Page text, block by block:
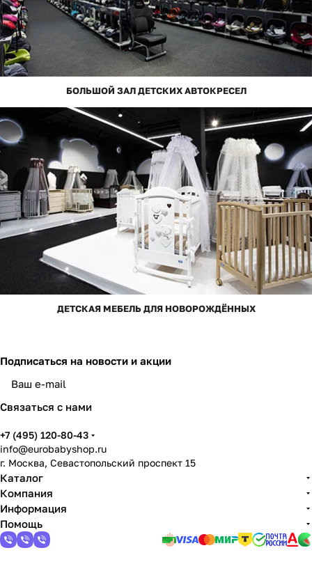
БОЛЬШОЙ ЗАЛ ДЕТСКИХ АВТОКРЕСЕЛ
ДЕТСКАЯ МЕБЕЛЬ ДЛЯ НОВОРОЖДЁННЫХ
Подписаться на новости и акции
Связаться с нами
+7 (495) 120-80-43
info@eurobabyshop.ru
г. Москва, Севастопольский проспект 15
Каталог
Компания
Информация
Помощь